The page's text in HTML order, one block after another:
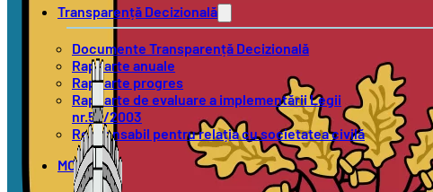
Transparență Decizională
Documente Transparență Decizională
Rapoarte anuale
Rapoarte progres
Rapoarte de evaluare a implementării Legii
nr.52/2003
Responsabil pentru relația cu societatea civilă
MOL